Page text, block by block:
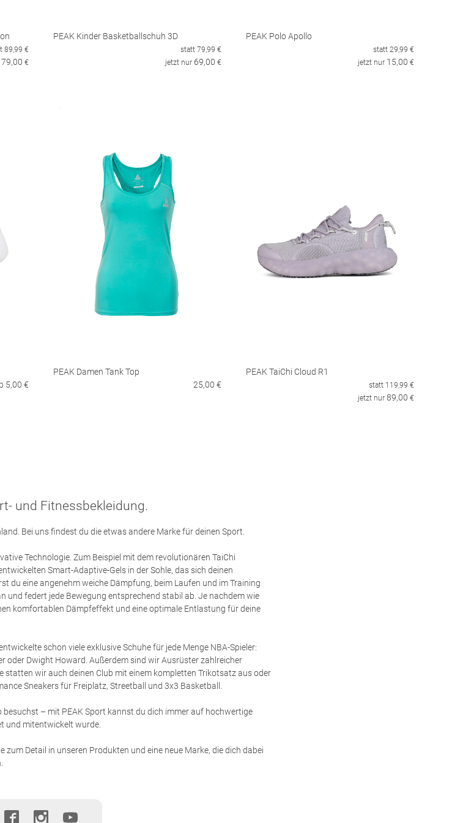
89,99 €
79,00 €
PEAK Kinder Basketballschuh 3D
statt 79,99 €
jetzt nur 69,00 €
PEAK Polo Apollo
statt 29,99 €
jetzt nur 15,00 €
5,00 €
PEAK Damen Tank Top
25,00 €
PEAK TaiChi Cloud R1
statt 119,99 €
jetzt nur 89,00 €
und Fitnessbekleidung.
Bei uns findest du die etwas andere Marke für deinen Sport.
Technologie. Zum Beispiel mit dem revolutionären TaiChi
Smart-Adaptive-Gels in der Sohle, das sich deinen
du eine angenehm weiche Dämpfung, beim Laufen und im Training
und federt jede Bewegung entsprechend stabil ab. Je nachdem wie
komfortablen Dämpfeffekt und eine optimale Entlastung für deine
schon viele exklusive Schuhe für jede Menge NBA-Spieler:
oder Dwight Howard. Außerdem sind wir Ausrüster zahlreicher
statten wir auch deinen Club mit einem kompletten Trikotsatz aus oder
Sneakers für Freiplatz, Streetball und 3x3 Basketball.
– mit PEAK Sport kannst du dich immer auf hochwertige
und mitentwickelt wurde.
zum Detail in unseren Produkten und eine neue Marke, die dich dabei